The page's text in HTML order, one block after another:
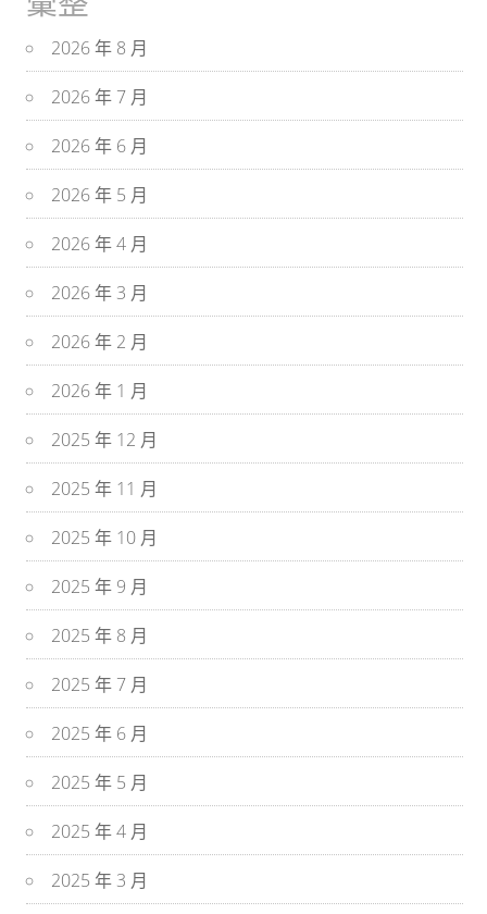
2026 年 8 月
2026 年 7 月
2026 年 6 月
2026 年 5 月
2026 年 4 月
2026 年 3 月
2026 年 2 月
2026 年 1 月
2025 年 12 月
2025 年 11 月
2025 年 10 月
2025 年 9 月
2025 年 8 月
2025 年 7 月
2025 年 6 月
2025 年 5 月
2025 年 4 月
2025 年 3 月